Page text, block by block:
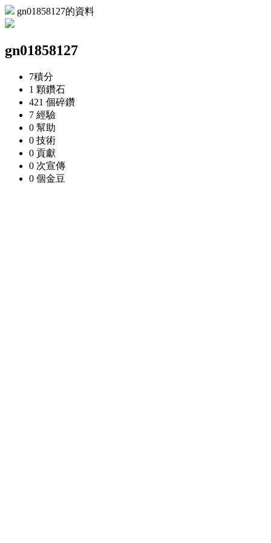
gn01858127的資料
gn01858127
7積分
1 顆鑽石
421 個碎鑽
7 經驗
0 幫助
0 技術
0 貢獻
0 次宣傳
0 個金豆